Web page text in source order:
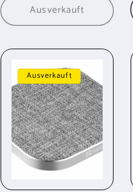
Ausverkauft
Ausverkauft